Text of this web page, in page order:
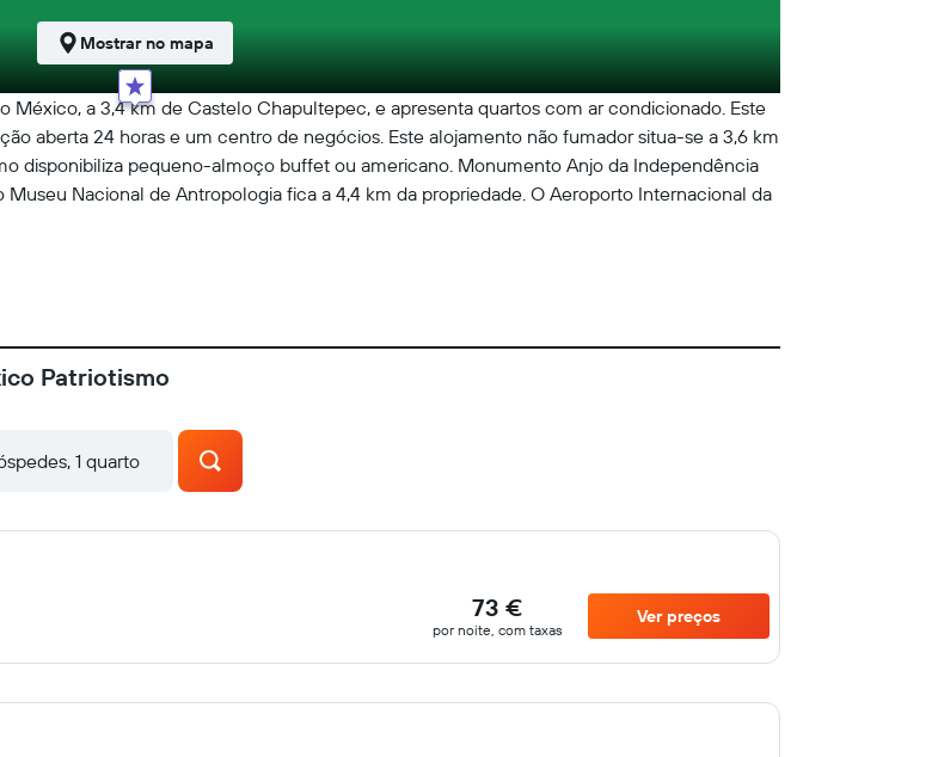
a 3,4 km de Castelo Chapultepec, e apresenta quartos com ar condicionado. Este
aberta 24 horas e um centro de negócios. Este alojamento não fumador situa-se a 3,6 km
disponibiliza pequeno-almoço buffet ou americano. Monumento Anjo da Independência
Nacional de Antropologia fica a 4,4 km da propriedade. O Aeroporto Internacional da
Mostrar no mapa
Patriotismo
1 quarto
73 €
por noite, com taxas
Ver preços